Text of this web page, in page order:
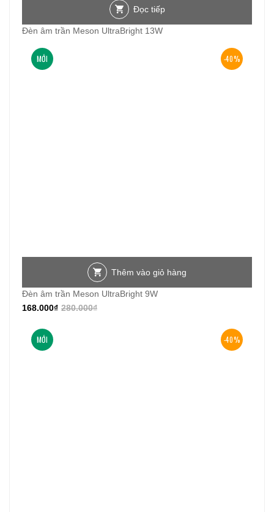
Đọc tiếp
Đèn âm trần Meson UltraBright 13W
-40%
MỚI
Thêm vào giỏ hàng
Đèn âm trần Meson UltraBright 9W
280.000₫
168.000₫
-40%
MỚI